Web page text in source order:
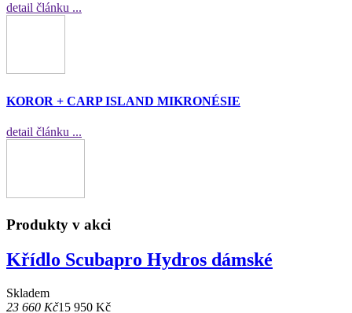
detail článku ...
KOROR + CARP ISLAND MIKRONÉSIE
detail článku ...
Produkty v akci
Křídlo Scubapro Hydros dámské
Skladem
23 660 Kč15 950 Kč